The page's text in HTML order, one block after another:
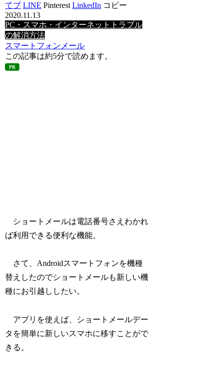
てブ LINE Pinterest LinkedIn コピー
2020.11.13
PC・スマホ・インターネットトラブル
の解消方法
スマートフォン メール
この記事は約5分で読めます。
PR
ショートメールは電話番号さえわかれ
ば利用できる便利な機能。
さて、Androidスマートフォンを機種
替えしたのでショートメールも新しい機
種にお引越ししたい。
アプリを使えば、ショートメールデー
タを簡単に新しいスマホに移すことがで
きる。